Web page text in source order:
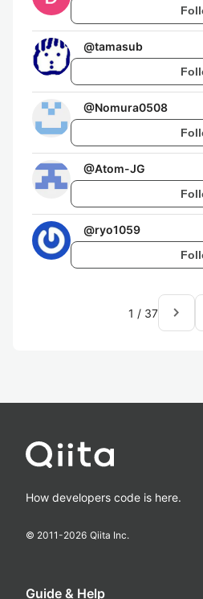
@tamasub
@Nomura0508
@Atom-JG
@ryo1059
1 / 37 navigate_next
How developers code is here.
© 2011-2026 Qiita Inc.
Guide & Help